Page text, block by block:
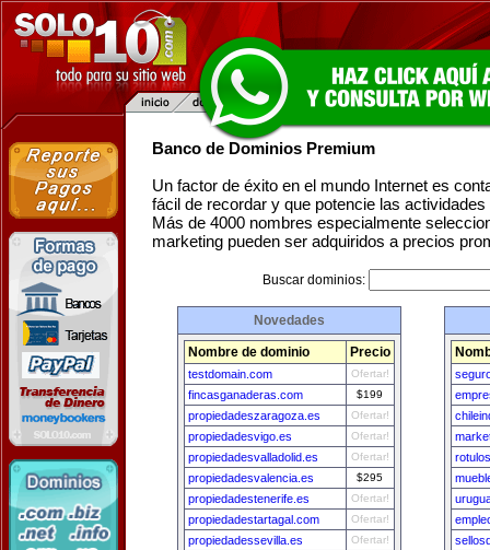
Banco de Dominios Premium
Un factor de éxito en el mundo Internet es
fácil de recordar y que potencie las
Más de 4000 nombres especialmente
marketing pueden ser adquiridos a precios
Buscar dominios:
Novedades
Nombre de dominio Precio
testdomain.com Ofertar!
fincasganaderas.com $199
propiedadeszaragoza.es Ofertar!
propiedadesvigo.es Ofertar!
propiedadesvalladolid.es Ofertar!
propiedadesvalencia.es $295
propiedadestenerife.es Ofertar!
propiedadestartagal.com Ofertar!
propiedadessevilla.es Ofertar!